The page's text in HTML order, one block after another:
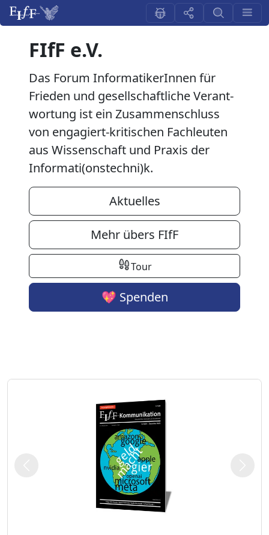
FIfF e.V.
Das Forum InformatikerInnen für
Frieden und​ gesell­schaft­liche Verant­
wor­tung​ ist ein Zusammen­schluss
von engagiert-kritischen Fachleuten
aus Wissenschaft und Praxis der
Informati(onstechni)k.
Aktuelles
Mehr übers FIfF
Tour
💖 Spenden